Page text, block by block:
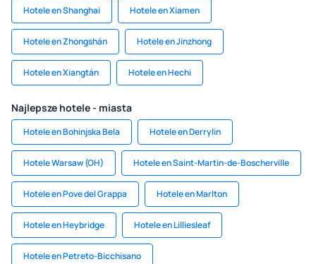
Hotele en Shanghai Hotele en Xiamen
Hotele en Zhongshán Hotele en Jinzhong
Hotele en Xiangtán Hotele en Hechi
Najlepsze hotele - miasta
Hotele en Bohinjska Bela Hotele en Derrylin
Hotele Warsaw (OH) Hotele en Saint-Martin-de-Boscherville
Hotele en Pove del Grappa Hotele en Marlton
Hotele en Heybridge Hotele en Lilliesleaf
Hotele en Petreto-Bicchisano